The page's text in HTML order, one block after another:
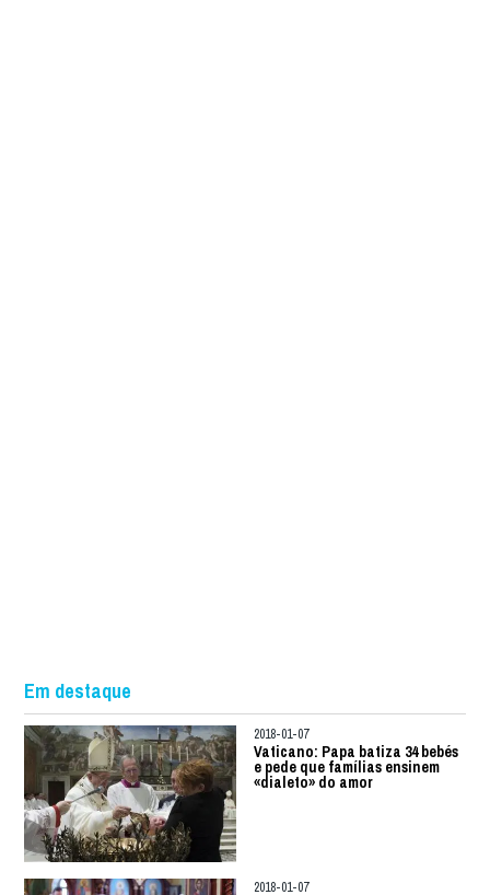
Em destaque
2018-01-07
Vaticano: Papa batiza 34 bebés
e pede que famílias ensinem
«dialeto» do amor
2018-01-07